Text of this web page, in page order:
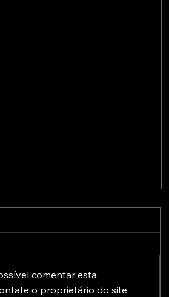
comentar esta
o proprietário do site